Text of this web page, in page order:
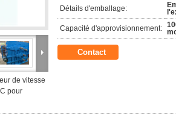
de vitesse
pour
Détails d'emballage:
Capacité d'approvisionnement:
Contact